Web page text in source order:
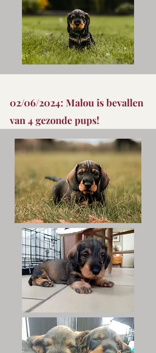
02/06/2024: Malou is bevallen
van 4 gezonde pups!